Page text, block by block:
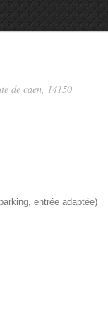
de caen, 14150
entrée adaptée)